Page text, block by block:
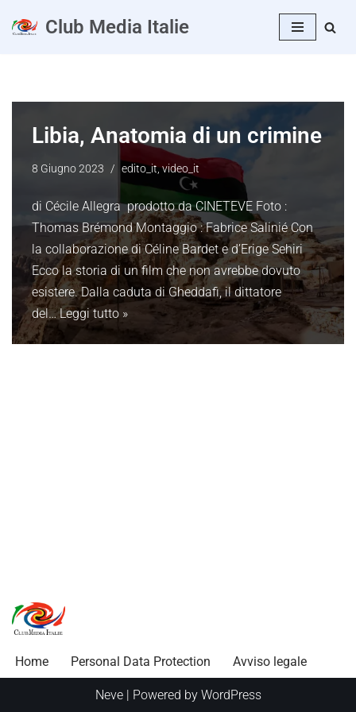
Club Media Italie
Libia, Anatomia di un crimine
8 Giugno 2023 edito_it,video_it
di Cécile Allegra prodotto da CINETEVE Foto :
Thomas Brémond Montaggio : Fabrice Salinié Con
la collaborazione di Céline Bardet e d’Erige Sehiri
Ecco la storia di un film che non avrebbe dovuto
esistere. Dalla caduta di Gheddafi, il dittatore
del…Leggi tutto »
Home Personal Data Protection Avviso legale
Neve| Powered by WordPress